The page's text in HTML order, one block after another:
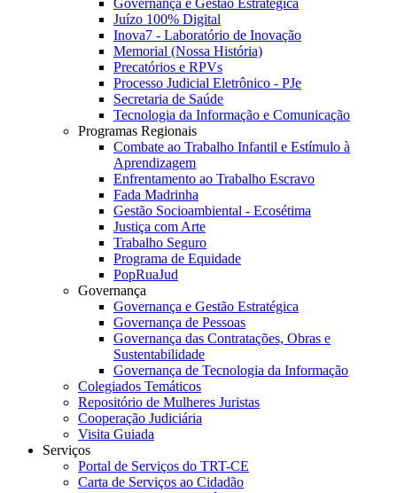
Governança e Gestão Estratégica
Juízo 100% Digital
Inova7 - Laboratório de Inovação
Memorial (Nossa História)
Precatórios e RPVs
Processo Judicial Eletrônico - PJe
Secretaria de Saúde
Tecnologia da Informação e Comunicação
Programas Regionais
Combate ao Trabalho Infantil e Estímulo à
Aprendizagem
Enfrentamento ao Trabalho Escravo
Fada Madrinha
Gestão Socioambiental - Ecosétima
Justiça com Arte
Trabalho Seguro
Programa de Equidade
PopRuaJud
Governança
Governança e Gestão Estratégica
Governança de Pessoas
Governança das Contratações, Obras e
Sustentabilidade
Governança de Tecnologia da Informação
Colegiados Temáticos
Repositório de Mulheres Juristas
Cooperação Judiciária
Visita Guiada
Serviços
Portal de Serviços do TRT-CE
Carta de Serviços ao Cidadão